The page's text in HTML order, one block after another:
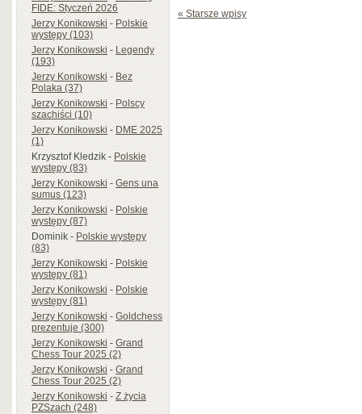
FIDE: Styczeń 2026
Jerzy Konikowski-Polskie
występy (103)
Jerzy Konikowski-Legendy
(193)
Jerzy Konikowski-Bez
Polaka (37)
Jerzy Konikowski-Polscy
szachiści (10)
Jerzy Konikowski-DME 2025
(1)
Krzysztof Kledzik-Polskie
występy (83)
Jerzy Konikowski-Gens una
sumus (123)
Jerzy Konikowski-Polskie
występy (87)
Dominik-Polskie występy
(83)
Jerzy Konikowski-Polskie
występy (81)
Jerzy Konikowski-Polskie
występy (81)
Jerzy Konikowski-Goldchess
prezentuje (300)
Jerzy Konikowski-Grand
Chess Tour 2025 (2)
Jerzy Konikowski-Grand
Chess Tour 2025 (2)
Jerzy Konikowski-Z życia
PZSzach (248)
« Starsze wpisy